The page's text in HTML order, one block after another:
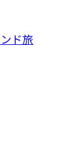
ド旅